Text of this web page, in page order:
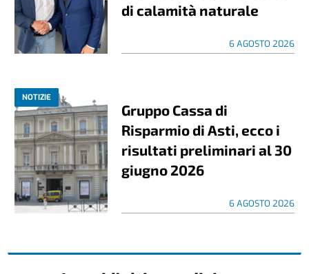
di calamità naturale
6 AGOSTO 2026
NOTIZIE
Gruppo Cassa di
Risparmio di Asti, ecco i
risultati preliminari al 30
giugno 2026
6 AGOSTO 2026